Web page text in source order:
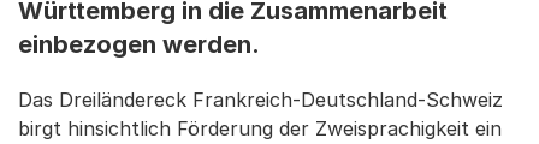
Württemberg in die Zusammenarbeit
einbezogen werden.
Das Dreiländereck Frankreich-Deutschland-Schweiz
birgt hinsichtlich Förderung der Zweisprachigkeit ein